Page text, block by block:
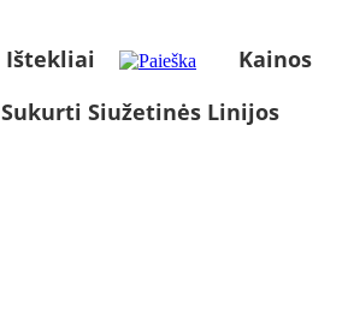
Ištekliai
Kainos
Sukurti Siužetinės Linijos